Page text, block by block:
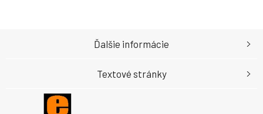
Ďalšie informácie
Textové stránky